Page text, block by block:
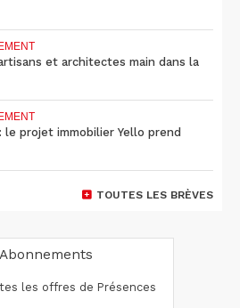
et architectes main dans la
le projet immobilier Yello prend
TOUTES LES BRÈVES
Abonnements
les offres de Présences